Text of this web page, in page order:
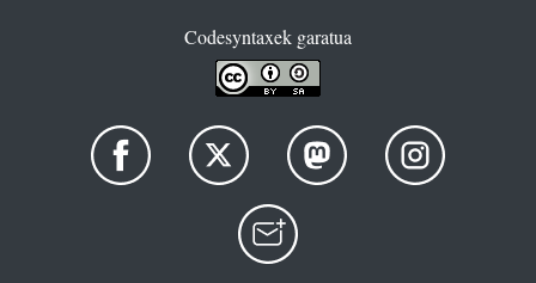
Codesyntaxek garatua